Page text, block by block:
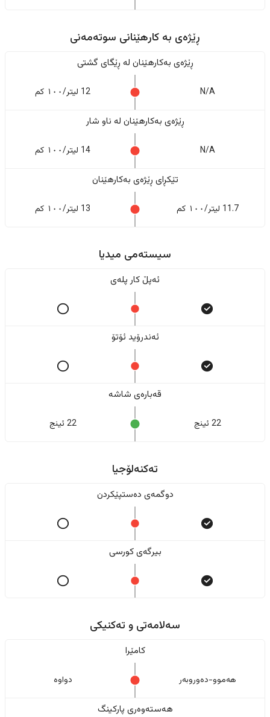
ڕێژەى به کارهێنانی سوتەمەنی
ڕێژەى بەکارهێنان له ڕێگای گشتی
N/A 12 لیتر/١٠٠ کم
ڕێژەى بەکارهێنان له ناو شار
N/A 14 لیتر/١٠٠ کم
تێکڕای ڕێژەى بەکارهێنان
11.7 لیتر/١٠٠ کم 13 لیتر/١٠٠ کم
سیستەمی میدیا
ئەپڵ کار پلەی
ئەندرۆید ئۆتۆ
قەبارەی شاشە
22 ئینج 22 ئینج
تەکنەلۆجیا
دوگمەی دەستپێکردن
بیرگەی کورسی
سەلامەتی و تەکنیکی
کامێرا
هەموو-دەوروبەر دواوە
هەستەوەری پارکینگ